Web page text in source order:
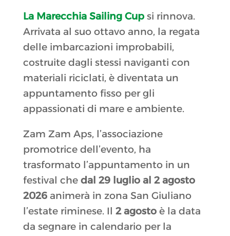
La Marecchia Sailing Cup si rinnova.
Arrivata al suo ottavo anno, la regata
delle imbarcazioni improbabili,
costruite dagli stessi naviganti con
materiali riciclati, è diventata un
appuntamento fisso per gli
appassionati di mare e ambiente.
Zam Zam Aps, l’associazione
promotrice dell’evento, ha
trasformato l’appuntamento in un
festival che dal 29 luglio al 2 agosto
2026animerà in zona San Giuliano
l’estate riminese. Il 2 agostoè la data
da segnare in calendario per la